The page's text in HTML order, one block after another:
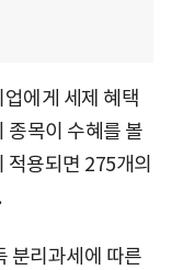
에게 세제 혜택
종목이 수혜를 볼
용되면 275개의
분리과세에 따른